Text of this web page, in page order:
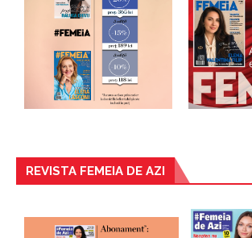
REVISTA FEMEIA DE AZI